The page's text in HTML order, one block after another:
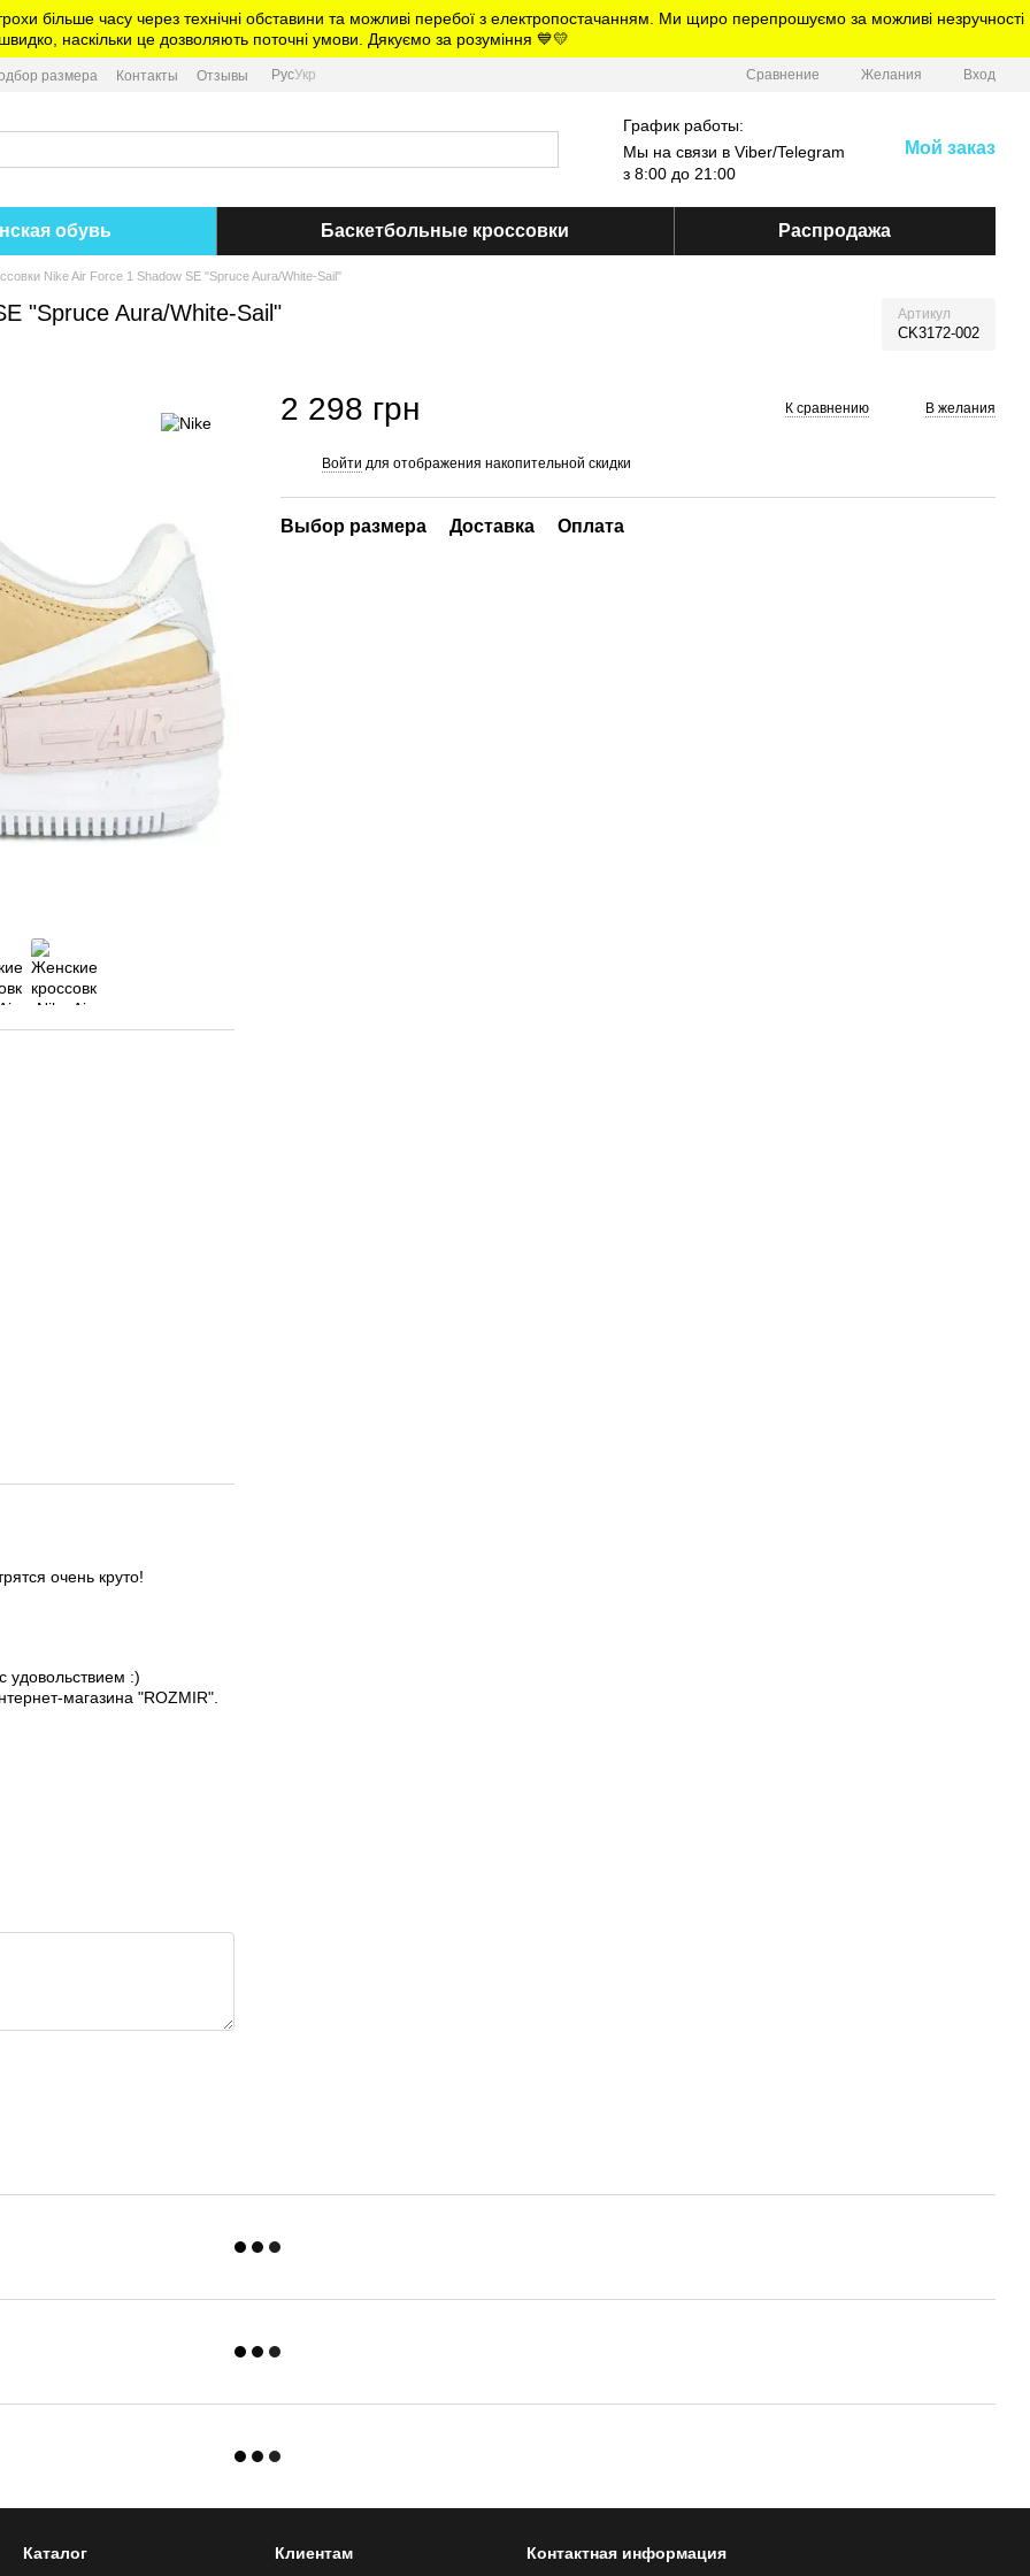
більше часу через технічні обставини та можливі перебої з електропостачанням. Ми щиро перепрошуємо за можливі незручності
наскільки це дозволяють поточні умови. Дякуємо за розуміння 💙💛
размера Контакты Отзывы РусУкр Сравнение Желания Вход
График работы:
Мы на связи в Viber/Telegram
з 8:00 до 21:00
Мой заказ
обувь Баскетбольные кроссовки Распродажа
Nike Air Force 1 Shadow SE "Spruce Aura/White-Sail"
"Spruce Aura/White-Sail" Артикул
CK3172-002
очень круто!
удовольствием :)
магазина "ROZMIR".
2 298 грн К сравнению В желания
Войти для отображения накопительной скидки
Выбор размера Доставка Оплата
Каталог Клиентам Контактная информация